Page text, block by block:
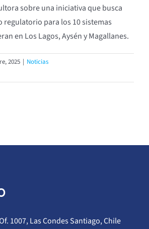
sobre una iniciativa que busca
regulatorio para los 10 sistemas
en Los Lagos, Aysén y Magallanes.
2025 | Noticias
1007, Las Condes Santiago, Chile